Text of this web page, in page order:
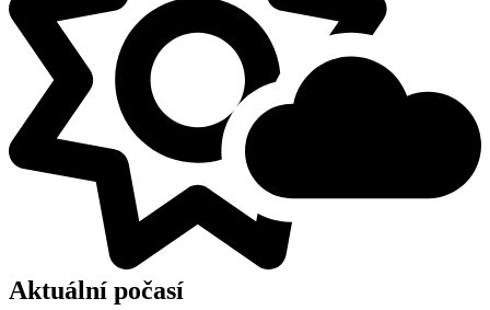
Aktuální počasí